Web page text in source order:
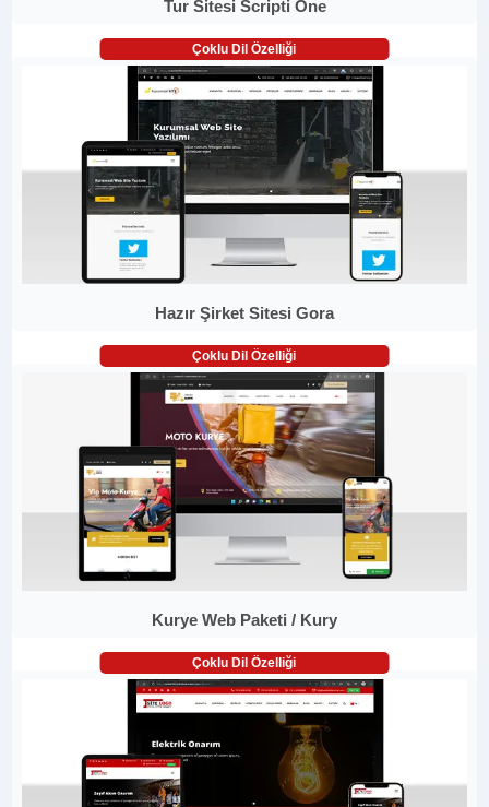
Tur Sitesi Scripti One
Çoklu Dil Özelliği
Hazır Şirket Sitesi Gora
Çoklu Dil Özelliği
Kurye Web Paketi / Kury
Çoklu Dil Özelliği